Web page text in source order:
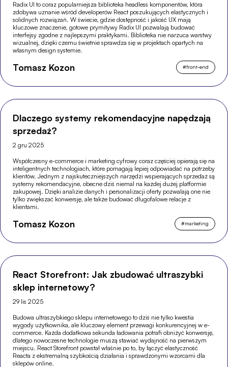
Radix UI to coraz popularniejsza biblioteka headless komponentów, która
zdobywa uznanie wśród developerów React poszukujących elastycznych i
solidnych rozwiązań. W świecie, gdzie dostępność i jakość UX mają
kluczowe znaczenie, gotowe prymitywy Radix UI pozwalają budować
interfejsy zgodne z najlepszymi praktykami. Biblioteka nie narzuca warstwy
wizualnej, dzięki czemu świetnie sprawdza się w projektach opartych na
własnym design systemie.
Tomasz Kozon #front-end
Dlaczego systemy rekomendacyjne napędzają
sprzedaż?
2 gru 2025
Współczesny e-commerce i marketing cyfrowy coraz częściej opierają się na
inteligentnych technologiach, które pomagają lepiej odpowiadać na potrzeby
klientów. Jednym z najskuteczniejszych narzędzi wspierających sprzedaż są
systemy rekomendacyjne, obecne dziś niemal na każdej dużej platformie
zakupowej. Dzięki analizie danych i personalizacji oferty pozwalają one nie
tylko zwiększać konwersję, ale także budować długofalowe relacje z
klientami.
Tomasz Kozon #marketing
React Storefront: Jak zbudować ultraszybki
sklep internetowy?
29 lis 2025
Budowa ultraszybkiego sklepu internetowego to dziś nie tylko kwestia
wygody użytkownika, ale kluczowy element przewagi konkurencyjnej w e-
commerce. Każda dodatkowa sekunda ładowania potrafi obniżyć konwersję,
dlatego nowoczesne technologie muszą stawiać wydajność na pierwszym
miejscu. React Storefront powstał właśnie po to, by łączyć elastyczność
Reacta z ekstremalną szybkością działania i sprawdzonymi wzorcami dla
sklepów online.